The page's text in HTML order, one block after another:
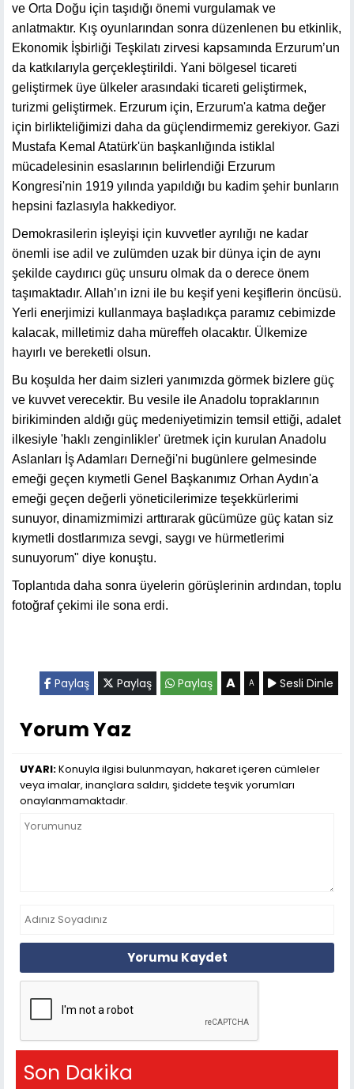
ve Orta Doğu için taşıdığı önemi vurgulamak ve
anlatmaktır. Kış oyunlarından sonra düzenlenen bu etkinlik,
Ekonomik İşbirliği Teşkilatı zirvesi kapsamında Erzurum’un
da katkılarıyla gerçekleştirildi. Yani bölgesel ticareti
geliştirmek üye ülkeler arasındaki ticareti geliştirmek,
turizmi geliştirmek. Erzurum için, Erzurum'a katma değer
için birlikteliğimizi daha da güçlendirmemiz gerekiyor. Gazi
Mustafa Kemal Atatürk'ün başkanlığında istiklal
mücadelesinin esaslarının belirlendiği Erzurum
Kongresi'nin 1919 yılında yapıldığı bu kadim şehir bunların
hepsini fazlasıyla hakkediyor.
Demokrasilerin işleyişi için kuvvetler ayrılığı ne kadar
önemli ise adil ve zulümden uzak bir dünya için de aynı
şekilde caydırıcı güç unsuru olmak da o derece önem
taşımaktadır. Allah’ın izni ile bu keşif yeni keşiflerin öncüsü.
Yerli enerjimizi kullanmaya başladıkça paramız cebimizde
kalacak, milletimiz daha müreffeh olacaktır. Ülkemize
hayırlı ve bereketli olsun.
Bu koşulda her daim sizleri yanımızda görmek bizlere güç
ve kuvvet verecektir. Bu vesile ile Anadolu topraklarının
birikiminden aldığı güç medeniyetimizin temsil ettiği, adalet
ilkesiyle 'haklı zenginlikler' üretmek için kurulan Anadolu
Aslanları İş Adamları Derneği'ni bugünlere gelmesinde
emeği geçen kıymetli Genel Başkanımız Orhan Aydın'a
emeği geçen değerli yöneticilerimize teşekkürlerimi
sunuyor, dinamizmimizi arttırarak gücümüze güç katan siz
kıymetli dostlarımıza sevgi, saygı ve hürmetlerimi
sunuyorum" diye konuştu.
Toplantıda daha sonra üyelerin görüşlerinin ardından, toplu
fotoğraf çekimi ile sona erdi.
Paylaş Paylaş Paylaş A A Sesli Dinle
Yorum Yaz
UYARI:Konuyla ilgisi bulunmayan, hakaret içeren cümleler
veya imalar, inançlara saldırı, şiddete teşvik yorumları
onaylanmamaktadır.
Yorumu Kaydet
Son Dakika